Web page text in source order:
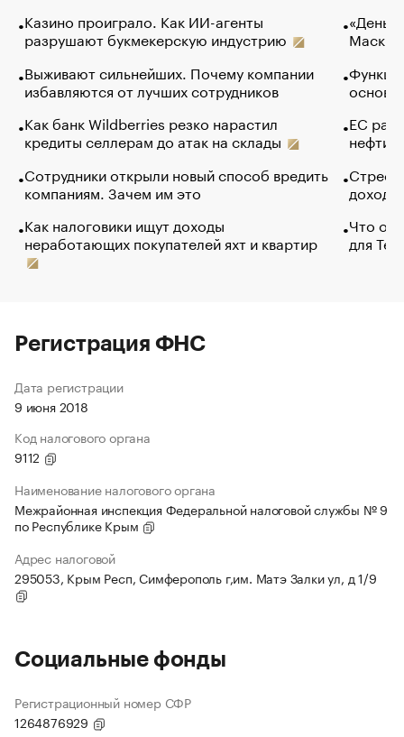
Казино проиграло. Как ИИ-агенты
разрушают букмекерскую индустрию
Выживают сильнейших. Почему компании
избавляются от лучших сотрудников
Как банк Wildberries резко нарастил
кредиты селлерам до атак на склады
Сотрудники открыли новый способ вредить
компаниям. Зачем им это
Как налоговики ищут доходы
неработающих покупателей яхт и квартир
Маск в
основ
ЕС
нефти
Что
для
Регистрация ФНС
Дата регистрации
9 июня 2018
Код налогового органа
9112
Наименование налогового органа
Межрайонная инспекция Федеральной налоговой службы № 9
по Республике Крым
Адрес налоговой
295053, Крым Респ, Симферополь г,им. Матэ Залки ул, д 1/9
Социальные фонды
Регистрационный номер СФР
1264876929